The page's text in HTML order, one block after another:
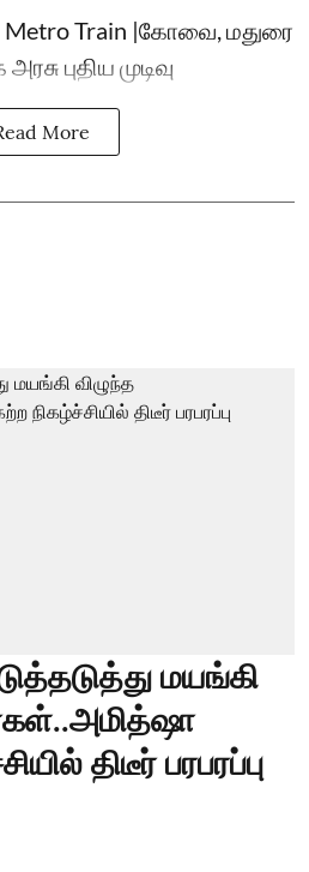
Metro Train |கோவை, மதுரை
புதிய முடிவு
More
மயங்கி
திடீர் பரபரப்பு